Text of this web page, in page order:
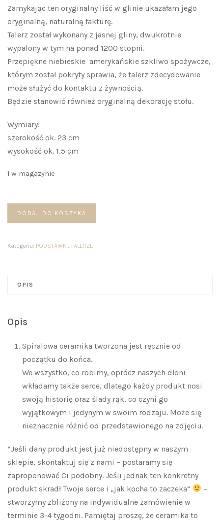
Zamykając ten oryginalny liść w glinie ukazałam jego
oryginalną, naturalną fakturę.
Talerz został wykonany z jasnej gliny, dwukrotnie
wypalony w tym na ponad 1200 stopni.
Przepiękne niebieskie amerykańskie szkliwo spożywcze,
którym został pokryty sprawia, że talerz zdecydowanie
może służyć do kontaktu z żywnością.
Będzie stanowić również oryginalną dekorację stołu.
Wymiary:
szerokość ok. 23 cm
wysokość ok. 1,5 cm
1 w magazynie
ilość
Talerz
Figowy
DODAJ DO KOSZYKA
Kategoria: PODSTAWKI, TALERZE
OPIS
Opis
Spiralowa ceramika tworzona jest ręcznie od
początku do końca.
We wszystko, co robimy, oprócz naszych dłoni
wkładamy także serce, dlatego każdy produkt nosi
swoją historię oraz ślady rąk, co czyni go
wyjątkowym i jedynym w swoim rodzaju. Może się
nieznacznie różnić od przedstawionego na zdjęciu.
*Jeśli dany produkt jest już niedostępny w naszym
sklepie, skontaktuj się z nami – postaramy się
zaproponować Ci podobny. Jeśli jednak ten konkretny
produkt skradł Twoje serce i „jak kocha to zaczeka”
–
stworzymy zbliżony na indywidualne zamówienie w
terminie 3-4 tygodni. Pamiętaj proszę, że ceramika to